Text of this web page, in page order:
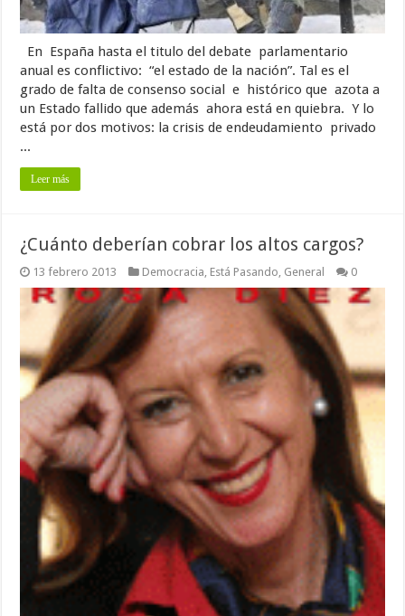
En España hasta el titulo del debate parlamentario
anual es conflictivo: “el estado de la nación”. Tal es el
grado de falta de consenso social e histórico que azota a
un Estado fallido que además ahora está en quiebra. Y lo
está por dos motivos: la crisis de endeudamiento privado
...
Leer más
¿Cuánto deberían cobrar los altos cargos?
13 febrero 2013 Democracia, Está Pasando, General 0